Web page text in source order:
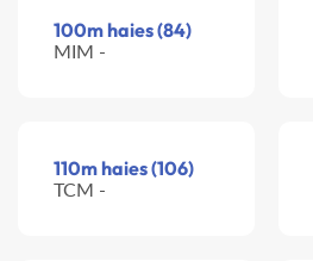
100m haies (84)
MIM -
110m haies (106)
TCM -